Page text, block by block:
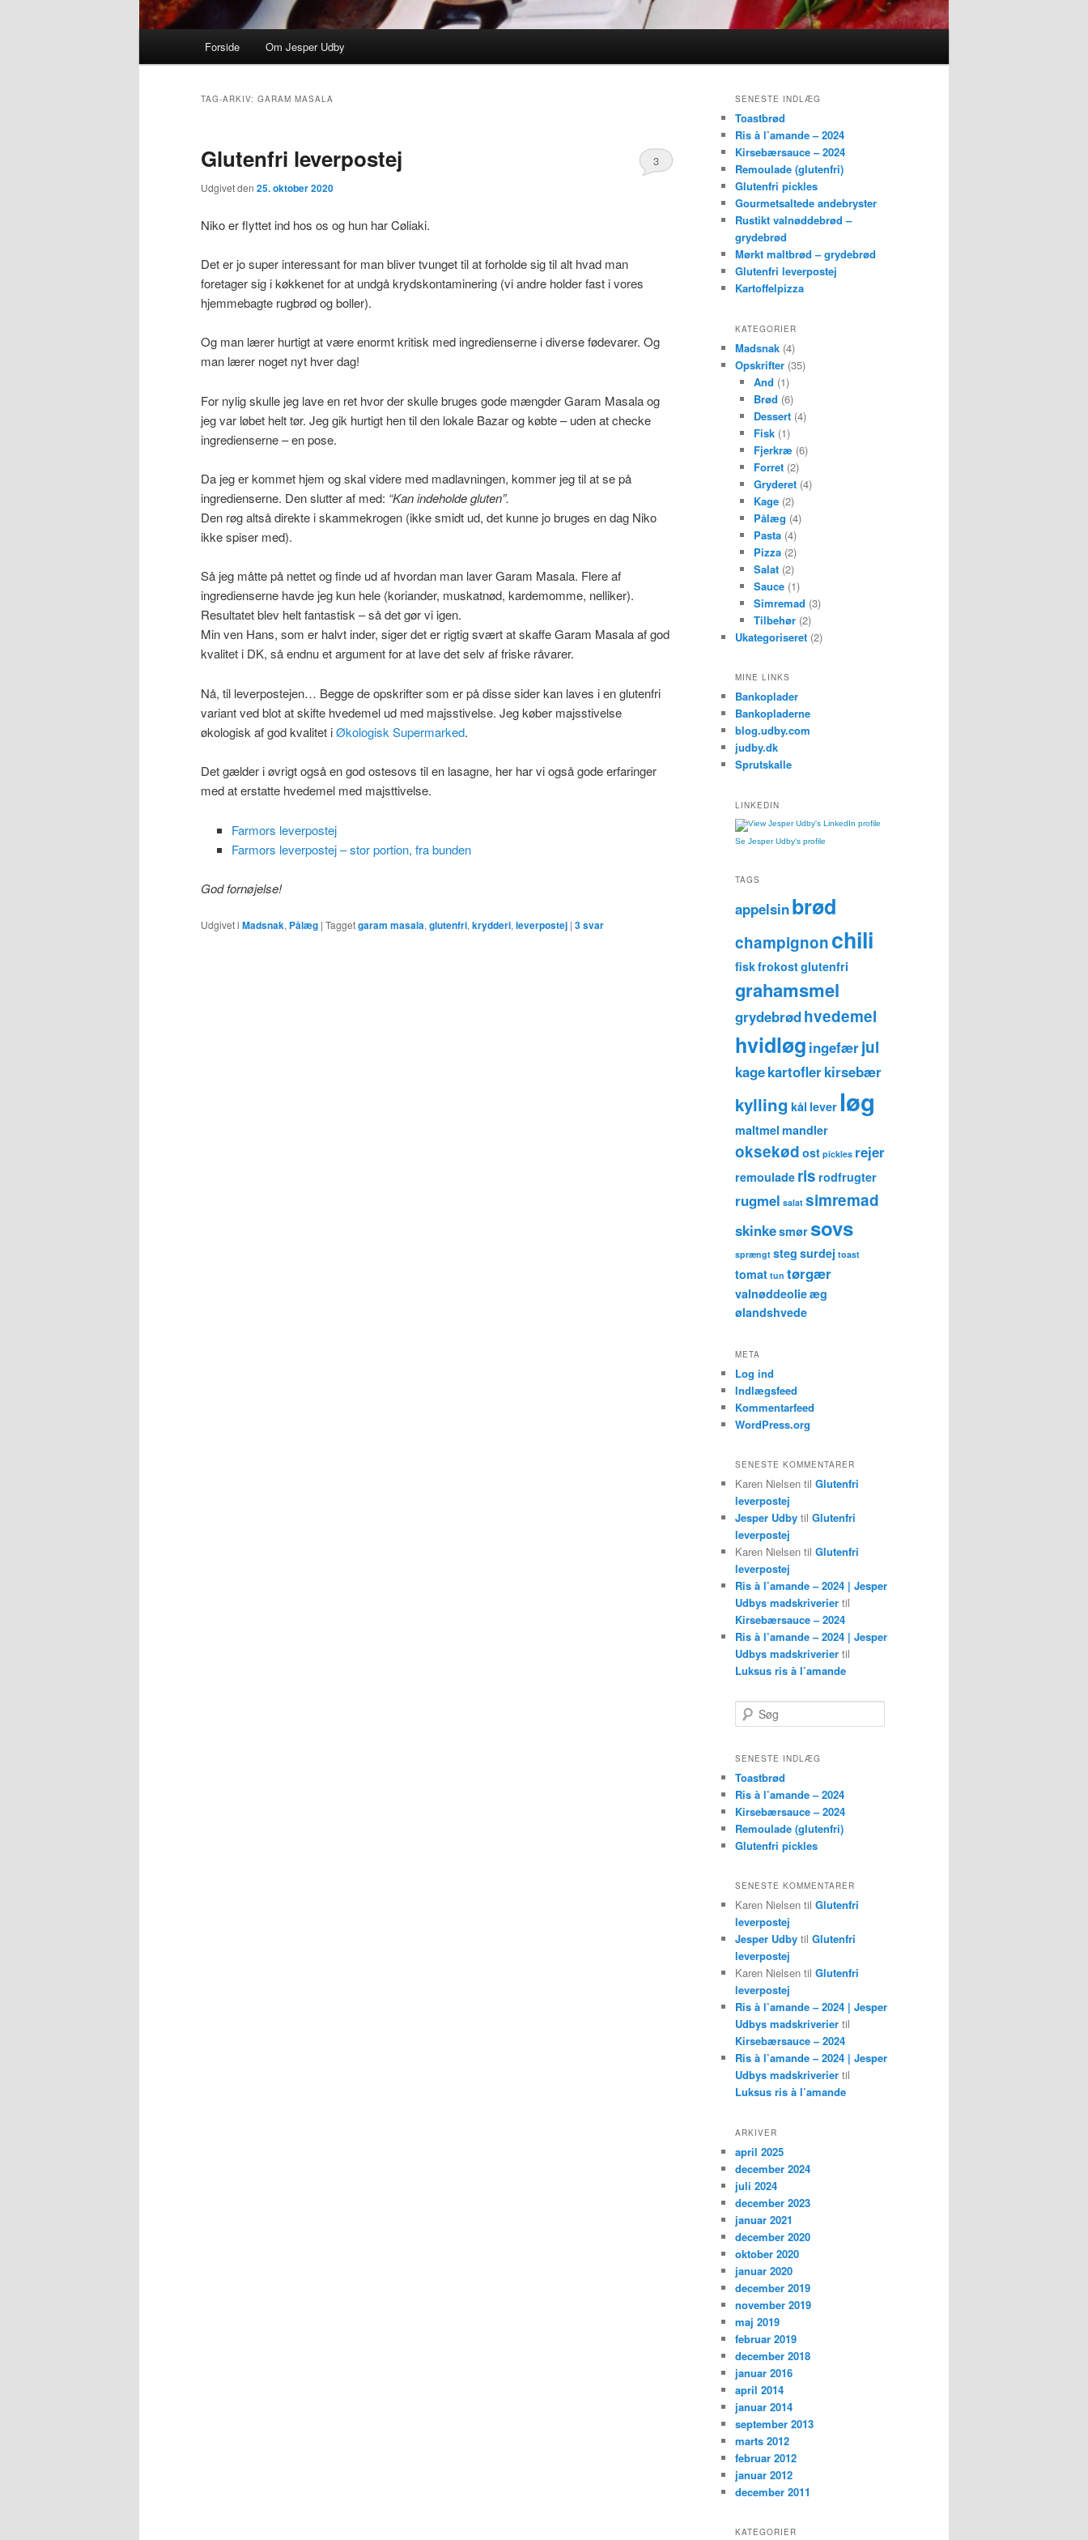
Fortsæt til primært indhold
Fortsæt til sekundært indhold
Forside Om Jesper Udby
TAG-ARKIV: GARAM MASALA
Glutenfri leverpostej
Udgivet den 25. oktober 2020
3
Niko er flyttet ind hos os og hun har Cøliaki.
Det er jo super interessant for man bliver tvunget til at forholde sig til alt hvad man
foretager sig i køkkenet for at undgå krydskontaminering (vi andre holder fast i vores
hjemmebagte rugbrød og boller).
Og man lærer hurtigt at være enormt kritisk med ingredienserne i diverse fødevarer. Og
man lærer noget nyt hver dag!
For nylig skulle jeg lave en ret hvor der skulle bruges gode mængder Garam Masala og
jeg var løbet helt tør. Jeg gik hurtigt hen til den lokale Bazar og købte – uden at checke
ingredienserne – en pose.
Da jeg er kommet hjem og skal videre med madlavningen, kommer jeg til at se på
ingredienserne. Den slutter af med: “Kan indeholde gluten”.
Den røg altså direkte i skammekrogen (ikke smidt ud, det kunne jo bruges en dag Niko
ikke spiser med).
Så jeg måtte på nettet og finde ud af hvordan man laver Garam Masala. Flere af
ingredienserne havde jeg kun hele (koriander, muskatnød, kardemomme, nelliker).
Resultatet blev helt fantastisk – så det gør vi igen.
Min ven Hans, som er halvt inder, siger det er rigtig svært at skaffe Garam Masala af god
kvalitet i DK, så endnu et argument for at lave det selv af friske råvarer.
Nå, til leverpostejen… Begge de opskrifter som er på disse sider kan laves i en glutenfri
variant ved blot at skifte hvedemel ud med majsstivelse. Jeg køber majsstivelse
økologisk af god kvalitet iØkologisk Supermarked.
Det gælder i øvrigt også en god ostesovs til en lasagne, her har vi også gode erfaringer
med at erstatte hvedemel med majsttivelse.
Farmors leverpostej
Farmors leverpostej – stor portion, fra bunden
God fornøjelse!
Udgivet i Madsnak, Pålæg | Taggetgaram masala, glutenfri, krydderi, leverpostej | 3svar
SENESTE INDLÆG
Toastbrød
Ris à l’amande – 2024
Kirsebærsauce – 2024
Remoulade (glutenfri)
Glutenfri pickles
Gourmetsaltede andebryster
Rustikt valnøddebrød –
grydebrød
Mørkt maltbrød – grydebrød
Glutenfri leverpostej
Kartoffelpizza
KATEGORIER
Madsnak (4)
Opskrifter (35)
And (1)
Brød (6)
Dessert(4)
Fisk(1)
Fjerkræ (6)
Forret(2)
Gryderet(4)
Kage(2)
Pålæg (4)
Pasta(4)
Pizza(2)
Salat(2)
Sauce(1)
Simremad (3)
Tilbehør(2)
Ukategoriseret (2)
MINE LINKS
Bankoplader
Bankopladerne
blog.udby.com
judby.dk
Sprutskalle
LINKEDIN
Se Jesper Udby's profile
TAGS
appelsinbrød
champignonchili
fiskfrokostglutenfri
grahamsmel
grydebrødhvedemel
hvidløg ingefærjul
kagekartoflerkirsebær
kylling kål lever løg
maltmel mandler
oksekød ost pickles rejer
remoulade ris rodfrugter
rugmel salat simremad
skinkesmørsovs
sprængt steg surdej toast
tomat tun tørgær
valnøddeolieæg
ølandshvede
META
Log ind
Indlægsfeed
Kommentarfeed
WordPress.org
SENESTE KOMMENTARER
Karen Nielsen til Glutenfri
leverpostej
Jesper Udby til Glutenfri
leverpostej
Karen Nielsen til Glutenfri
leverpostej
Ris à l’amande – 2024 | Jesper
Udbys madskriverier til
Kirsebærsauce – 2024
Ris à l’amande – 2024 | Jesper
Udbys madskriverier til
Luksus ris à l’amande
Søg
SENESTE INDLÆG
Toastbrød
Ris à l’amande – 2024
Kirsebærsauce – 2024
Remoulade (glutenfri)
Glutenfri pickles
SENESTE KOMMENTARER
Karen Nielsen til Glutenfri
leverpostej
Jesper Udby til Glutenfri
leverpostej
Karen Nielsen til Glutenfri
leverpostej
Ris à l’amande – 2024 | Jesper
Udbys madskriverier til
Kirsebærsauce – 2024
Ris à l’amande – 2024 | Jesper
Udbys madskriverier til
Luksus ris à l’amande
ARKIVER
april 2025
december 2024
juli 2024
december 2023
januar 2021
december 2020
oktober 2020
januar 2020
december 2019
november 2019
maj 2019
februar 2019
december 2018
januar 2016
april 2014
januar 2014
september 2013
marts 2012
februar 2012
januar 2012
december 2011
KATEGORIER